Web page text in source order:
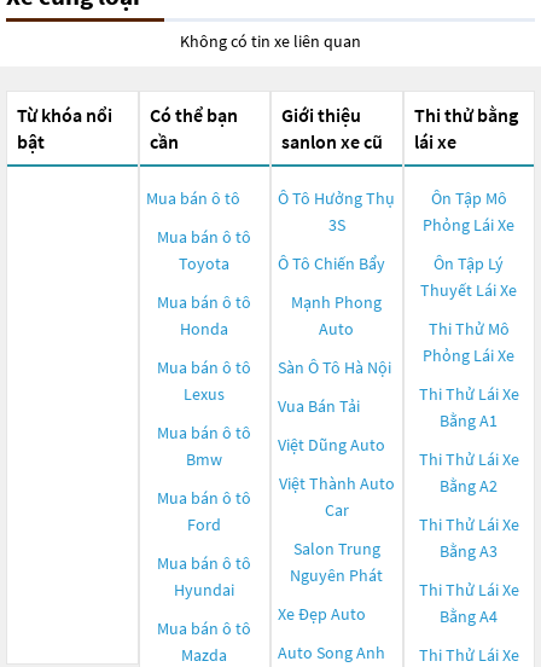
Không có tin xe liên quan
Từ khóa nổi
bật
Có thể bạn
cần
Mua bán ô tô
Mua bán ô tô
Toyota
Mua bán ô tô
Honda
Mua bán ô tô
Lexus
Mua bán ô tô
Bmw
Mua bán ô tô
Ford
Mua bán ô tô
Hyundai
Mua bán ô tô
Mazda
Giới thiệu
sanlon xe cũ
Ô Tô Hưởng Thụ
3S
Ô Tô Chiến Bẩy
Mạnh Phong
Auto
Sàn Ô Tô Hà Nội
Vua Bán Tải
Việt Dũng Auto
Việt Thành Auto
Car
Salon Trung
Nguyên Phát
Xe Đẹp Auto
Auto Song Anh
Thi thử bằng
lái xe
Ôn Tập Mô
Phỏng Lái Xe
Ôn Tập Lý
Thuyết Lái Xe
Thi Thử Mô
Phỏng Lái Xe
Thi Thử Lái Xe
Bằng A1
Thi Thử Lái Xe
Bằng A2
Thi Thử Lái Xe
Bằng A3
Thi Thử Lái Xe
Bằng A4
Thi Thử Lái Xe